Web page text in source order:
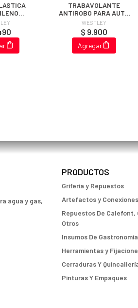
4x5
(0.1
TRABAVOLANTE
ANTIROBO PARA AUTO
TIPO T STANDARD
WESTLEY
$ 9.900
Agregar
agua y gas,
PRODUCTOS
Griferia y Repuestos
Artefactos y Conexiones
Repuestos De Calefont,
Otros
Insumos De Gastronomia
Herramientas y
Cerraduras Y
Pinturas Y Empaques